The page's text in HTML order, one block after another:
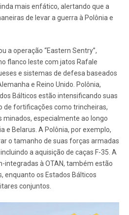
mais enfático, alertando que a
de levar a guerra à Polônia e
a operação “Eastern Sentry”,
flanco leste com jatos Rafale
e sistemas de defesa baseados
e Reino Unido. Polônia,
Bálticos estão intensificando suas
de fortificações como trincheiras,
minados, especialmente ao longo
e Belarus. A Polônia, por exemplo,
o tamanho de suas forças armadas
a aquisição de caças F-35. A
integradas à OTAN, também estão
enquanto os Estados Bálticos
conjuntos.